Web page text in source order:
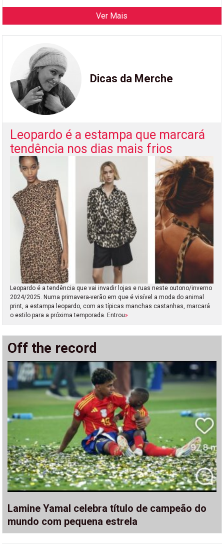
Ver Mais
Dicas da Merche
Leopardo é a estampa que marcará
tendência nos dias mais frios
Leopardo é a tendência que vai invadir lojas e ruas neste outono/inverno
2024/2025. Numa primavera-verão em que é visível a moda do animal
print, a estampa leopardo, com as típicas manchas castanhas, marcará
o estilo para a próxima temporada. Entrou»
Off the record
Lamine Yamal celebra título de campeão do
mundo com pequena estrela